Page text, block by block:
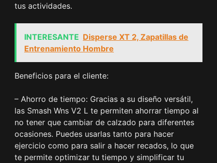
tus actividades.
INTERESANTE Disperse XT 2, Zapatillas de
Entrenamiento Hombre
Beneficios para el cliente:
– Ahorro de tiempo: Gracias a su diseño versátil,
las Smash Wns V2 L te permiten ahorrar tiempo al
no tener que cambiar de calzado para diferentes
ocasiones. Puedes usarlas tanto para hacer
ejercicio como para salir a hacer recados, lo que
te permite optimizar tu tiempo y simplificar tu